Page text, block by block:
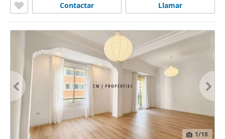
Llamar
Contactar
1/18